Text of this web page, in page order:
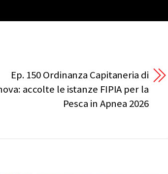
Ep. 150 Ordinanza Capitaneria di
accolte le istanze FIPIA per la
Pesca in Apnea 2026